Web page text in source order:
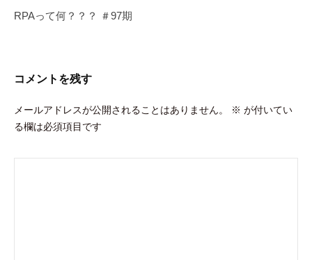
ゲ
RPAって何？？？ ＃97期
コメントを残す
メールアドレスが公開されることはありません。 ※ が付いてい
る欄は必須項目です